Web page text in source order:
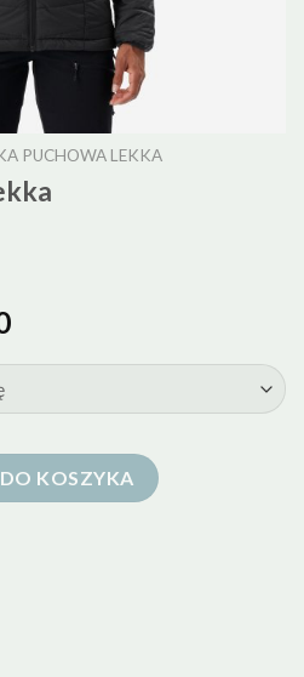
PUCHOWA LEKKA
KOSZYKA